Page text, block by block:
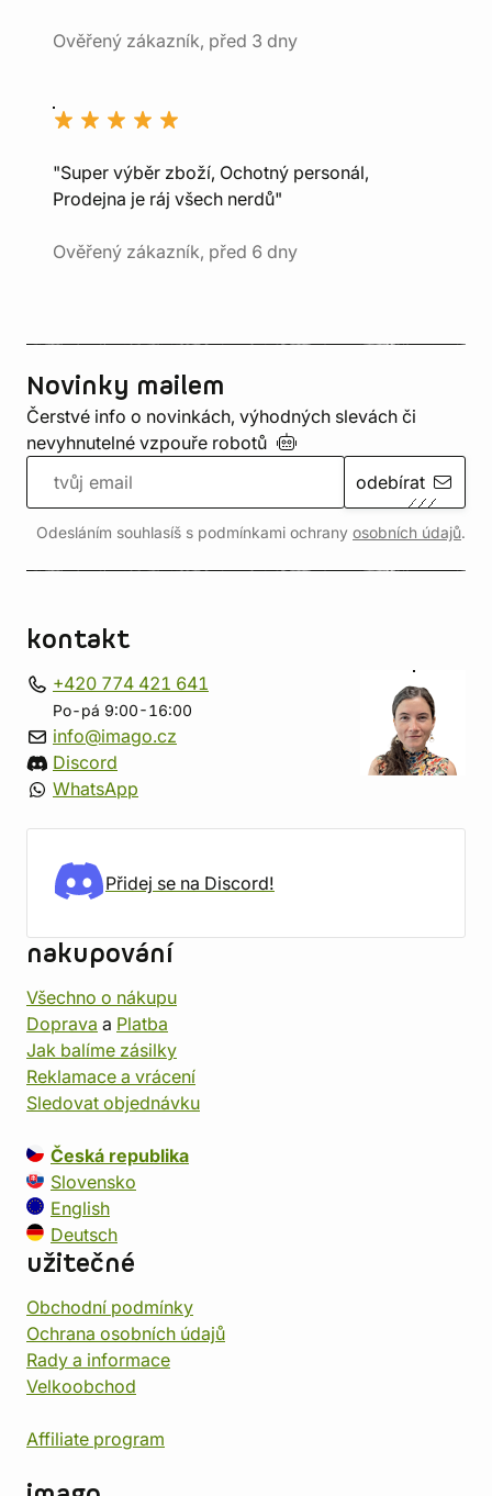
Ověřený zákazník, před 3 dny
"Super výběr zboží, Ochotný personál,
Prodejna je ráj všech nerdů"
Ověřený zákazník, před 6 dny
Novinky mailem
Čerstvé info o novinkách, výhodných slevách či
nevyhnutelné vzpouře robotů
odebírat
Odesláním souhlasíš s podmínkami ochrany osobních údajů.
kontakt
+420 774 421 641
Po-pá 9:00-16:00
info@imago.cz
Discord
WhatsApp
Přidej se na Discord!
nakupování
Všechno o nákupu
Doprava a Platba
Jak balíme zásilky
Reklamace a vrácení
Sledovat objednávku
Česká republika
Slovensko
English
Deutsch
užitečné
Obchodní podmínky
Ochrana osobních údajů
Rady a informace
Velkoobchod
Affiliate program